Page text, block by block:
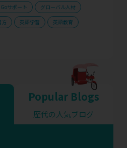
サポート
グローバル人材
方 英語学習
英語教育
Popular Blogs
歴代の人気ブログ